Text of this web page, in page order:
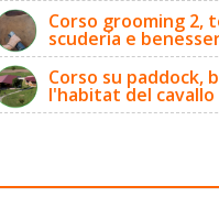
Corso grooming 2,
scuderia e
Corso su paddock,
l'habitat del